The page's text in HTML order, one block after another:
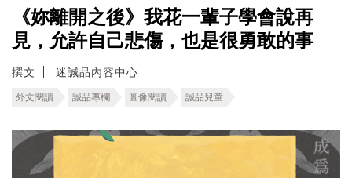
《妳離開之後》我花一輩子學會說再
見，允許自己悲傷，也是很勇敢的事
撰文 迷誠品內容中心
外文閱讀 誠品專欄 圖像閱讀 誠品兒童